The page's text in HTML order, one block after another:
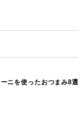
ニを使ったおつまみ8選